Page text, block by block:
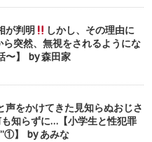
が判明
しかし、その理由に
突然、無視をされるようにな
〜】 by 森田家
声をかけてきた見知らぬおじさ
知らずに…【小学生と性犯罪
】 by あみな